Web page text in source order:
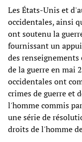
Les États-Unis et
occidentales, ainsi
ont soutenu la
fournissant un
des
de la guerre en mai
occidentales ont
crimes de guerre et
l'homme commis
une série de
droits de l'homme